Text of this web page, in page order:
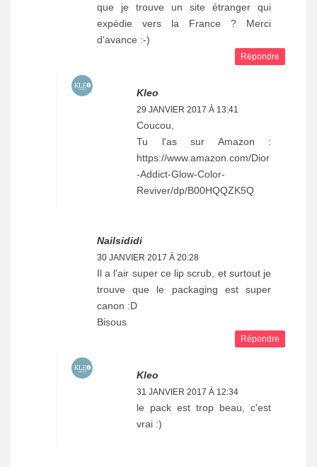
que je trouve un site étranger qui
expédie vers la France ? Merci
d'avance :-)
Répondre
Kleo
29 JANVIER 2017 À 13:41
Coucou,
Tu l'as sur Amazon :
https://www.amazon.com/Dior
-Addict-Glow-Color-
Reviver/dp/B00HQQZK5Q
Nailsididi
30 JANVIER 2017 À 20:28
Il a l'air super ce lip scrub, et surtout je
trouve que le packaging est super
canon :D
Bisous
Répondre
Kleo
31 JANVIER 2017 À 12:34
le pack est trop beau, c'est
vrai :)